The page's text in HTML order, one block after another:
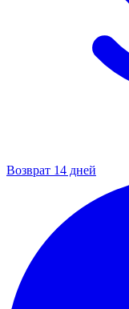
Возврат 14 дней